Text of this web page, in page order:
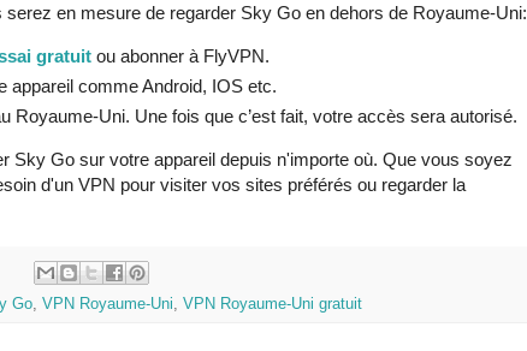
en mesure de regarder Sky Go en dehors de Royaume-Uni:
gratuit ou abonner à FlyVPN.
appareil comme Android, IOS etc.
Royaume-Uni. Une fois que c’est fait, votre accès sera autorisé.
Sky Go sur votre appareil depuis n'importe où. Que vous soyez
d'un VPN pour visiter vos sites préférés ou regarder la
Go VPN Royaume-Uni VPN Royaume-Uni gratuit